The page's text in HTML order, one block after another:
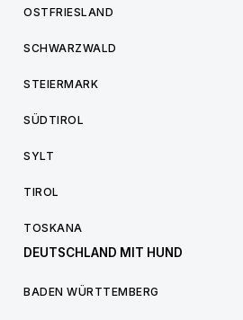
OSTFRIESLAND
SCHWARZWALD
STEIERMARK
SÜDTIROL
SYLT
TIROL
TOSKANA
DEUTSCHLAND MIT HUND
BADEN WÜRTTEMBERG